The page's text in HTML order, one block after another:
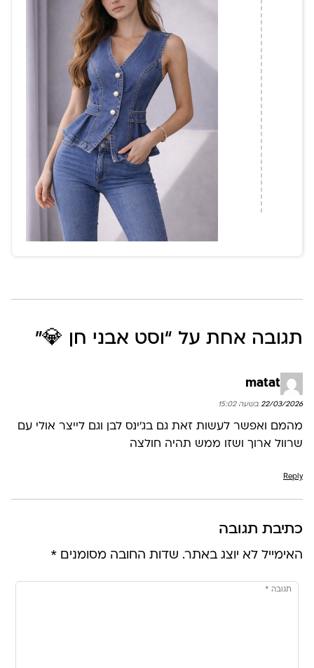
תגובה אחת על “ וסט אבני חן 💎”
matat
22/03/2026 בשעה 15:02
מהמם ואפשר לעשות זאת גם בג׳ינס לבן וגם לייצר אולי עם
שרוול ארוך ושזו ממש תהיה חולצה
Reply
כתיבת תגובה
האימייל לא יוצג באתר. שדות החובה מסומנים *
תגובה *